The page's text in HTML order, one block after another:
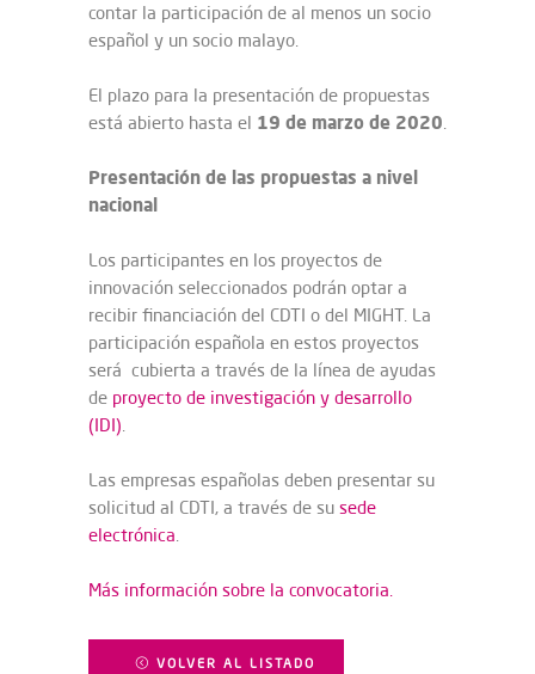
contar la participación de al menos un socio
español y un socio malayo.
El plazo para la presentación de propuestas
está abierto hasta el 19 de marzo de 2020.
Presentación de las propuestas a nivel
nacional
Los participantes en los proyectos de
innovación seleccionados podrán optar a
recibir financiación del CDTI o del MIGHT. La
participación española en estos proyectos
será cubierta a través de la línea de ayudas
de proyecto de investigación y desarrollo
(IDI).
Las empresas españolas deben presentar su
solicitud al CDTI, a través de su sede
electrónica.
Más información sobre la convocatoria.
VOLVER AL LISTADO